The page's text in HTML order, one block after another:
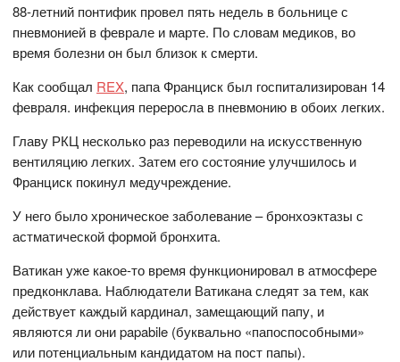
88-летний понтифик провел пять недель в больнице с
пневмонией в феврале и марте. По словам медиков, во
время болезни он был близок к смерти.
Как сообщал REX, папа Франциск был госпитализирован 14
февраля. инфекция переросла в пневмонию в обоих легких.
Главу РКЦ несколько раз переводили на искусственную
вентиляцию легких. Затем его состояние улучшилось и
Франциск покинул медучреждение.
У него было хроническое заболевание – бронхоэктазы с
астматической формой бронхита.
Ватикан уже какое-то время функционировал в атмосфере
предконклава. Наблюдатели Ватикана следят за тем, как
действует каждый кардинал, замещающий папу, и
являются ли они papabile (буквально «папоспособными»
или потенциальным кандидатом на пост папы).